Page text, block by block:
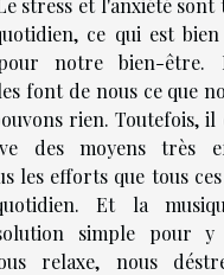
stress et l'anxiété sont
ce qui est
notre bien-être.
font de nous ce que
rien. Toutefois, il
des moyens très
les efforts que tous
Et la
simple pour y
relaxe, nous